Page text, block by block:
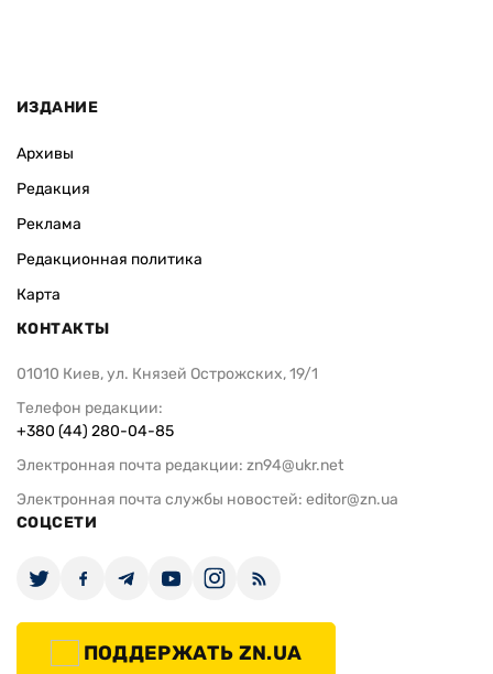
ИЗДАНИЕ
Архивы
Редакция
Реклама
Редакционная политика
Карта
КОНТАКТЫ
01010 Киев, ул. Князей Острожских, 19/1
Телефон редакции:
+380 (44) 280-04-85
Электронная почта редакции: zn94@ukr.net
Электронная почта службы новостей: editor@zn.ua
СОЦСЕТИ
ПОДДЕРЖАТЬ ZN.UA